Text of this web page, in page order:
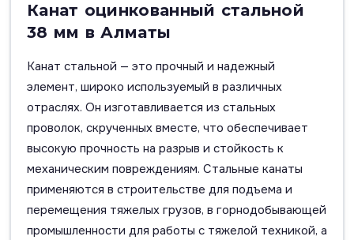
Канат оцинкованный стальной
38 мм в Алматы
Канат стальной — это прочный и надежный
элемент, широко используемый в различных
отраслях. Он изготавливается из стальных
проволок, скрученных вместе, что обеспечивает
высокую прочность на разрыв и стойкость к
механическим повреждениям. Стальные канаты
применяются в строительстве для подъема и
перемещения тяжелых грузов, в горнодобывающей
промышленности для работы с тяжелой техникой, а